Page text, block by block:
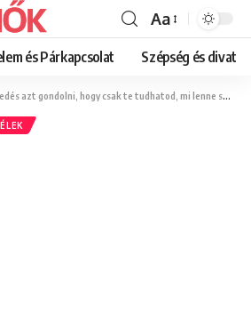
Font
Resizer
Aa
és Párkapcsolat Szépség és divat
azt gondolni, hogy csak te tudhatod, mi lenne számodra a legjobb